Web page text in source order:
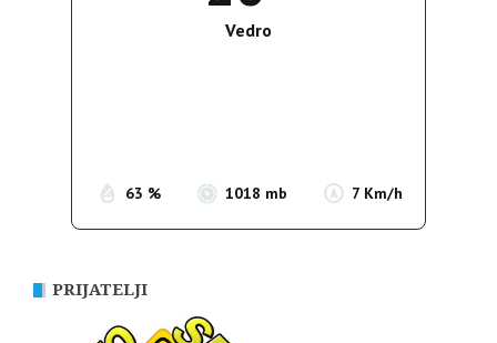
Vedro
63 % 1018 mb 7 Km/h
PRIJATELJI